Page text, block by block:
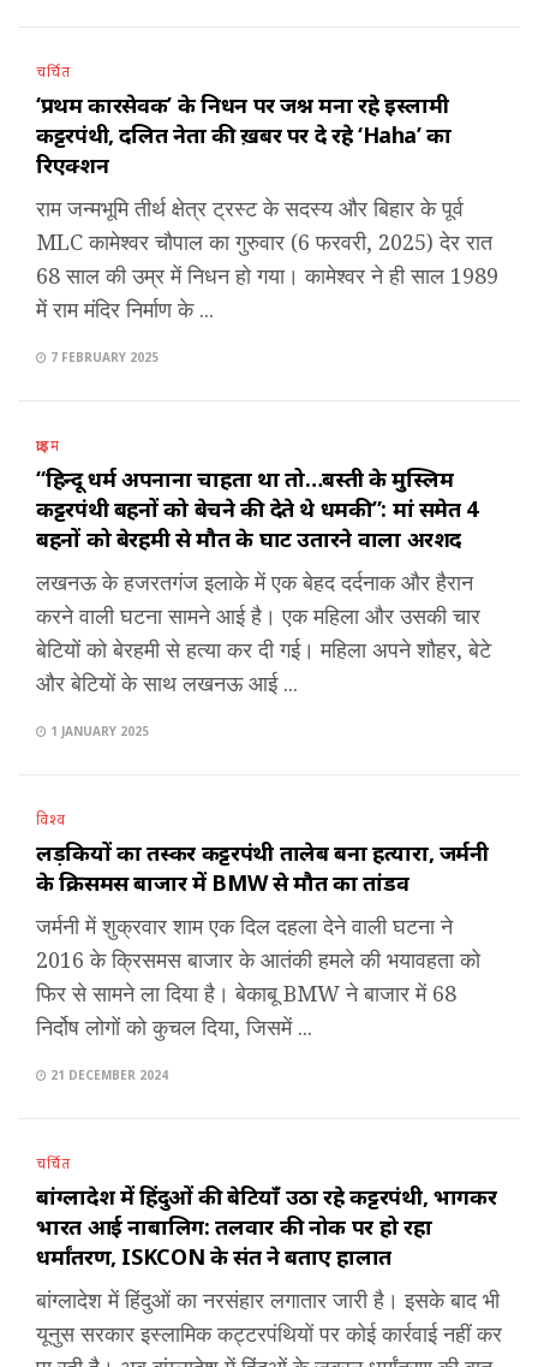
चर्चित
‘प्रथम कारसेवक’ के निधन पर जश्न मना रहे इस्लामी
कट्टरपंथी, दलित नेता की ख़बर पर दे रहे ‘Haha’ का
रिएक्शन
राम जन्मभूमि तीर्थ क्षेत्र ट्रस्ट के सदस्य और बिहार के पूर्व
MLC कामेश्वर चौपाल का गुरुवार (6 फरवरी, 2025) देर रात
68 साल की उम्र में निधन हो गया। कामेश्वर ने ही साल 1989
में राम मंदिर निर्माण के ...
7 FEBRUARY 2025
क्राइम
“हिन्दू धर्म अपनाना चाहता था तो…बस्ती के मुस्लिम
कट्टरपंथी बहनों को बेचने की देते थे धमकी”: मां समेत 4
बहनों को बेरहमी से मौत के घाट उतारने वाला अरशद
लखनऊ के हजरतगंज इलाके में एक बेहद दर्दनाक और हैरान
करने वाली घटना सामने आई है। एक महिला और उसकी चार
बेटियों को बेरहमी से हत्या कर दी गई। महिला अपने शौहर, बेटे
और बेटियों के साथ लखनऊ आई ...
1 JANUARY 2025
विश्व
लड़कियों का तस्कर कट्टरपंथी तालेब बना हत्यारा, जर्मनी
के क्रिसमस बाजार में BMW से मौत का तांडव
जर्मनी में शुक्रवार शाम एक दिल दहला देने वाली घटना ने
2016 के क्रिसमस बाजार के आतंकी हमले की भयावहता को
फिर से सामने ला दिया है। बेकाबू BMW ने बाजार में 68
निर्दोष लोगों को कुचल दिया, जिसमें ...
21 DECEMBER 2024
चर्चित
बांग्लादेश में हिंदुओं की बेटियाँ उठा रहे कट्टरपंथी, भागकर
भारत आई नाबालिग: तलवार की नोक पर हो रहा
धर्मांतरण, ISKCON के संत ने बताए हालात
बांग्लादेश में हिंदुओं का नरसंहार लगातार जारी है। इसके बाद भी
यूनुस सरकार इस्लामिक कट्टरपंथियों पर कोई कार्रवाई नहीं कर